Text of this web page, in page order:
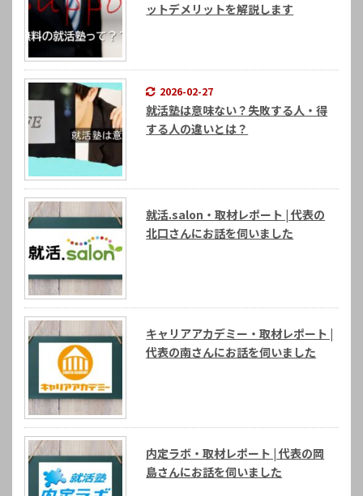
ットデメリットを解説します
2026-02-27
就活塾は意味ない？失敗する人・得
する人の違いとは？
就活.salon・取材レポート | 代表の
北口さんにお話を伺いました
キャリアアカデミー・取材レポート |
代表の南さんにお話を伺いました
内定ラボ・取材レポート | 代表の岡
島さんにお話を伺いました